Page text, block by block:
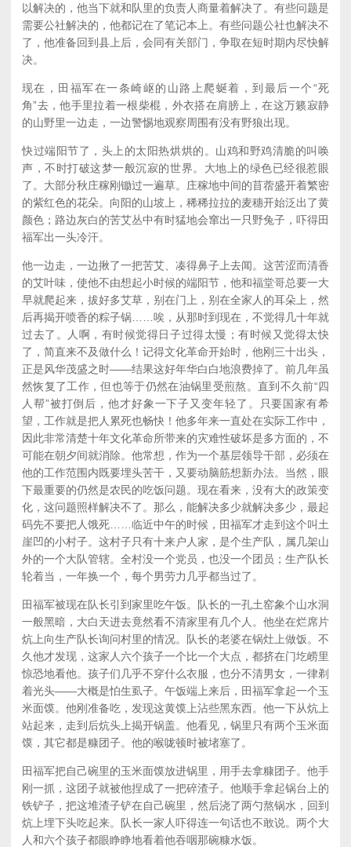
以解决的，他当下就和队里的负责人商量着解决了。有些问题是
需要公社解决的，他都记在了笔记本上。有些问题公社也解决不
了，他准备回到县上后，会同有关部门，争取在短时期内尽快解
决。
现在，田福军在一条崎岖的山路上爬蜒着，到最后一个“死
角”去，他手里拉着一根柴棍，外衣搭在肩膀上，在这万籁寂静
的山野里一边走，一边警惕地观察周围有没有野狼出现。
快过端阳节了，头上的太阳热烘烘的。山鸡和野鸡清脆的叫唤
声，不时打破这梦一般沉寂的世界。大地上的绿色已经很惹眼
了。大部分秋庄稼刚锄过一遍草。庄稼地中间的苜蓿盛开着繁密
的紫红色的花朵。向阳的山坡上，稀稀拉拉的麦穗开始泛出了黄
颜色；路边灰白的苦艾丛中有时猛地会窜出一只野兔子，吓得田
福军出一头冷汗。
他一边走，一边揪了一把苦艾、凑得鼻子上去闻。这苦涩而清香
的艾叶味，使他不由想起小时候的端阳节，他和福堂哥总要一大
早就爬起来，拔好多艾草，别在门上，别在全家人的耳朵上，然
后再揭开喷香的粽子锅……唉，从那时到现在，不觉得几十年就
过去了。人啊，有时候觉得日子过得太慢；有时候又觉得太快
了，简直来不及做什么！记得文化革命开始时，他刚三十出头，
正是风华茂盛之时——结果这好年华白白地浪费掉了。前几年虽
然恢复了工作，但也等于仍然在油锅里受煎熬。直到不久前“四
人帮”被打倒后，他才好象一下子又变年轻了。只要国家有希
望，工作就是把人累死也畅快！他多年来一直处在实际工作中，
因此非常清楚十年文化革命所带来的灾难性破坏是多方面的，不
可能在朝夕间就消除。他常想，作为一个基层领导干部，必须在
他的工作范围内既要埋头苦干，又要动脑筋想新办法。当然，眼
下最重要的仍然是农民的吃饭问题。现在看来，没有大的政策变
化，这问题照样解决不了。那么，能解决多少就解决多少，最起
码先不要把人饿死……临近中午的时候，田福军才走到这个叫土
崖凹的小村子。这村子只有十来户人家，是个生产队，属几架山
外的一个大队管辖。全村没一个党员，也没一个团员；生产队长
轮着当，一年换一个，每个男劳力几乎都当过了。
田福军被现在队长引到家里吃午饭。队长的一孔土窑象个山水洞
一般黑暗，大白天进去竟然看不清家里有几个人。他坐在烂席片
炕上向生产队长询问村里的情况。队长的老婆在锅灶上做饭。不
久他才发现，这家人六个孩子一个比一个大点，都挤在门圪崂里
惊恐地看他。孩子们几乎不穿什么衣服，也分不清男女，一律剃
着光头——大概是怕生虱子。午饭端上来后，田福军拿起一个玉
米面馍。他刚准备吃，发现这黄馍上沾些黑东西。他一下从炕上
站起来，走到后炕头上揭开锅盖。他看见，锅里只有两个玉米面
馍，其它都是糠团子。他的喉咙顿时被堵塞了。
田福军把自己碗里的玉米面馍放进锅里，用手去拿糠团子。他手
刚一抓，这团子就被他捏成了一把碎渣子。他顺手拿起锅台上的
铁铲子，把这堆渣子铲在自己碗里，然后浇了两勺熬锅水，回到
炕上埋下头吃起来。队长一家人吓得连一句话也不敢说。两个大
人和六个孩子都眼睁睁地看着他吞咽那碗糠水饭。